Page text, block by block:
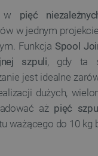
w pięć
w jednym
Funkcja Spool
szpuli, gdy ta
jest idealne
dużych,
aż pięć
ważącego do 10 kg
critData
CookieScriptConsent